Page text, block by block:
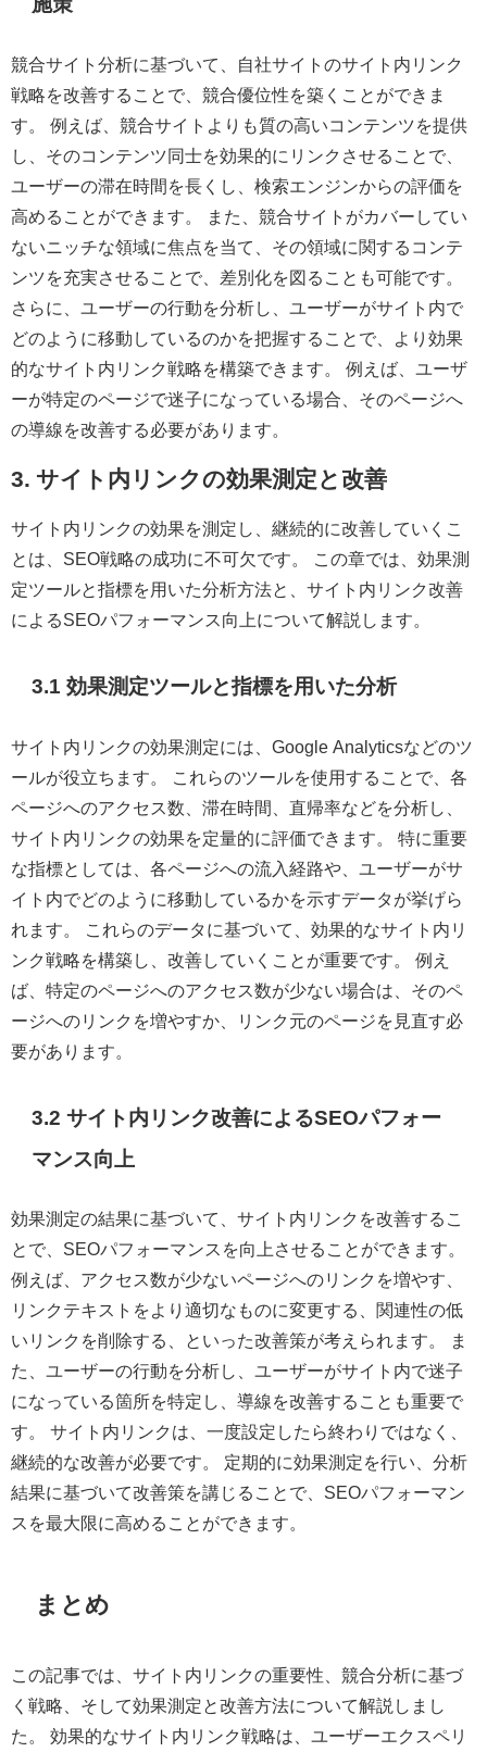
施策
競合サイト分析に基づいて、自社サイトのサイト内リンク
戦略を改善することで、競合優位性を築くことができま
す。 例えば、競合サイトよりも質の高いコンテンツを提供
し、そのコンテンツ同士を効果的にリンクさせることで、
ユーザーの滞在時間を長くし、検索エンジンからの評価を
高めることができます。 また、競合サイトがカバーしてい
ないニッチな領域に焦点を当て、その領域に関するコンテ
ンツを充実させることで、差別化を図ることも可能です。
さらに、ユーザーの行動を分析し、ユーザーがサイト内で
どのように移動しているのかを把握することで、より効果
的なサイト内リンク戦略を構築できます。 例えば、ユーザ
ーが特定のページで迷子になっている場合、そのページへ
の導線を改善する必要があります。
3. サイト内リンクの効果測定と改善
サイト内リンクの効果を測定し、継続的に改善していくこ
とは、SEO戦略の成功に不可欠です。 この章では、効果測
定ツールと指標を用いた分析方法と、サイト内リンク改善
によるSEOパフォーマンス向上について解説します。
3.1 効果測定ツールと指標を用いた分析
サイト内リンクの効果測定には、Google Analyticsなどのツ
ールが役立ちます。 これらのツールを使用することで、各
ページへのアクセス数、滞在時間、直帰率などを分析し、
サイト内リンクの効果を定量的に評価できます。 特に重要
な指標としては、各ページへの流入経路や、ユーザーがサ
イト内でどのように移動しているかを示すデータが挙げら
れます。 これらのデータに基づいて、効果的なサイト内リ
ンク戦略を構築し、改善していくことが重要です。 例え
ば、特定のページへのアクセス数が少ない場合は、そのペ
ージへのリンクを増やすか、リンク元のページを見直す必
要があります。
3.2 サイト内リンク改善によるSEOパフォー
マンス向上
効果測定の結果に基づいて、サイト内リンクを改善するこ
とで、SEOパフォーマンスを向上させることができます。
例えば、アクセス数が少ないページへのリンクを増やす、
リンクテキストをより適切なものに変更する、関連性の低
いリンクを削除する、といった改善策が考えられます。 ま
た、ユーザーの行動を分析し、ユーザーがサイト内で迷子
になっている箇所を特定し、導線を改善することも重要で
す。 サイト内リンクは、一度設定したら終わりではなく、
継続的な改善が必要です。 定期的に効果測定を行い、分析
結果に基づいて改善策を講じることで、SEOパフォーマン
スを最大限に高めることができます。
まとめ
この記事では、サイト内リンクの重要性、競合分析に基づ
く戦略、そして効果測定と改善方法について解説しまし
た。 効果的なサイト内リンク戦略は、ユーザーエクスペリ